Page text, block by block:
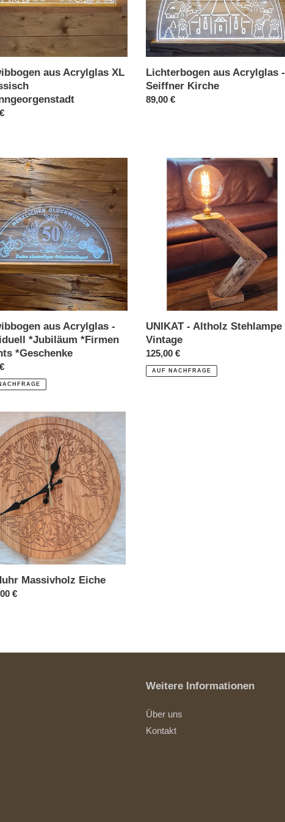
aus Acrylglas XL
Lichterbogen aus Acrylglas -
Seiffner Kirche
Normaler
89,00 €
aus Acrylglas -
*Jubiläum *Firmen
*Geschenke
UNIKAT
Altholz
Stehlampe
Vintage
UNIKAT - Altholz Stehlampe
Vintage
Normaler
Preis
125,00 €
AUF NACHFRAGE
Massivholz Eiche
€
Weitere Informationen
Über uns
Kontakt